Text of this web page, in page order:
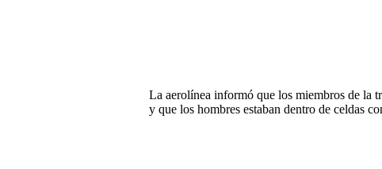
La aerolínea informó que los miembros de la
y que los hombres estaban dentro de celdas